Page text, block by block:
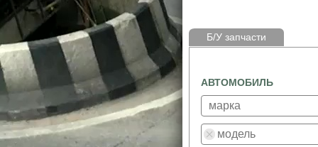
Б/У запчасти
АВТОМОБИЛЬ